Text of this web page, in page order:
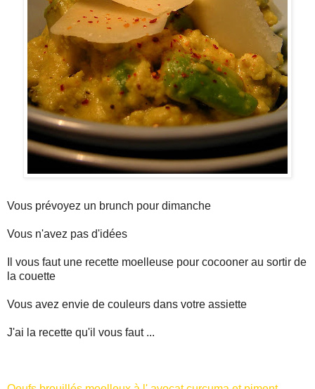
Vous prévoyez un brunch pour dimanche
Vous n'avez pas d'idées
Il vous faut une recette moelleuse pour cocooner au sortir de
la couette
Vous avez envie de couleurs dans votre assiette
J'ai la recette qu'il vous faut ...